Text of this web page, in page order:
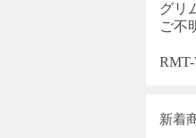
グリ
ご不
新着